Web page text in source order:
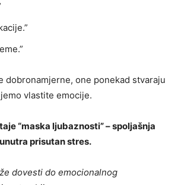
dobronamjerne, one ponekad stvaraju
vlastite emocije.
“maska ljubaznosti” – spoljašnja
prisutan stres.
dovesti do emocionalnog